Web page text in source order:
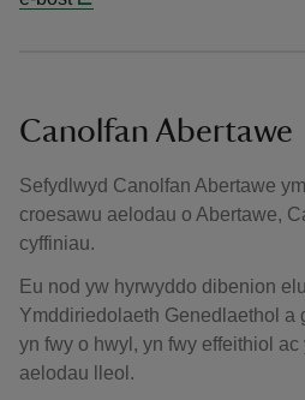
Canolfan Abertawe
Sefydlwyd Canolfan Abertawe
croesawu aelodau o Abertawe,
cyffiniau.
Eu nod yw hyrwyddo dibenion
Ymddiriedolaeth Genedlaethol a
yn fwy o hwyl, yn fwy effeithiol
aelodau lleol.